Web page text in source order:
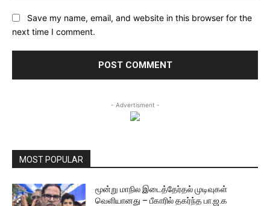
Save my name, email, and website in this browser for the
next time I comment.
- Advertisment -
MOST POPULAR
மூன்று மாநில இடைத்தேர்தல் முடிவுகள்
வெளியானது – பீகாரில் தகர்ந்த பா.ஜ.க